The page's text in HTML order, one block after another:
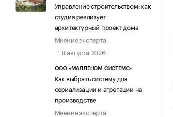
Управление строительством: как
студия реализует
архитектурный проект дома
Мнение эксперта
8 августа 2026
ООО «МАЛЛЕНОМ СИСТЕМС»
Как выбрать систему для
сериализации и агрегации на
производстве
Мнение эксперта